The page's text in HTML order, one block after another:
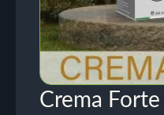
Crema Forte